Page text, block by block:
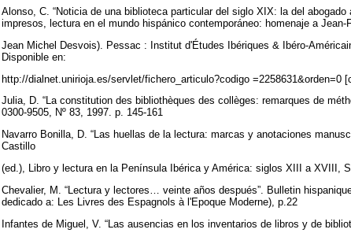
Alonso, C. “Noticia de una biblioteca particular del siglo XIX: la del
impresos, lectura en el mundo hispánico contemporáneo: homenaje a Jean-
Jean Michel Desvois). Pessac : Institut d'Études Ibériques & Ibéro-
Disponible en:
http://dialnet.unirioja.es/servlet/fichero_articulo?codigo =2258631&orden=0
Julia, D. “La constitution des bibliothèques des collèges: remarques de
0300-9505, Nº 83, 1997. p. 145-161
Navarro Bonilla, D. “Las huellas de la lectura: marcas y anotaciones
Castillo
(ed.), Libro y lectura en la Península Ibérica y América: siglos XIII a XVIII,
Chevalier, M. “Lectura y lectores… veinte años después”. Bulletin
dedicado a: Les Livres des Espagnols à l'Epoque Moderne), p.22
Infantes de Miguel, V. “Las ausencias en los inventarios de libros y de